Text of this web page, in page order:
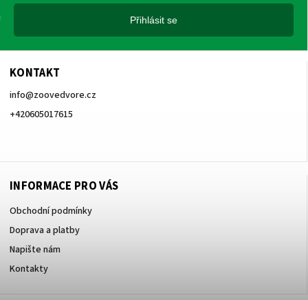
KONTAKT
info@zoovedvore.cz
+420605017615
INFORMACE PRO VÁS
Obchodní podmínky
Doprava a platby
Napište nám
Kontakty
Přihlásit se